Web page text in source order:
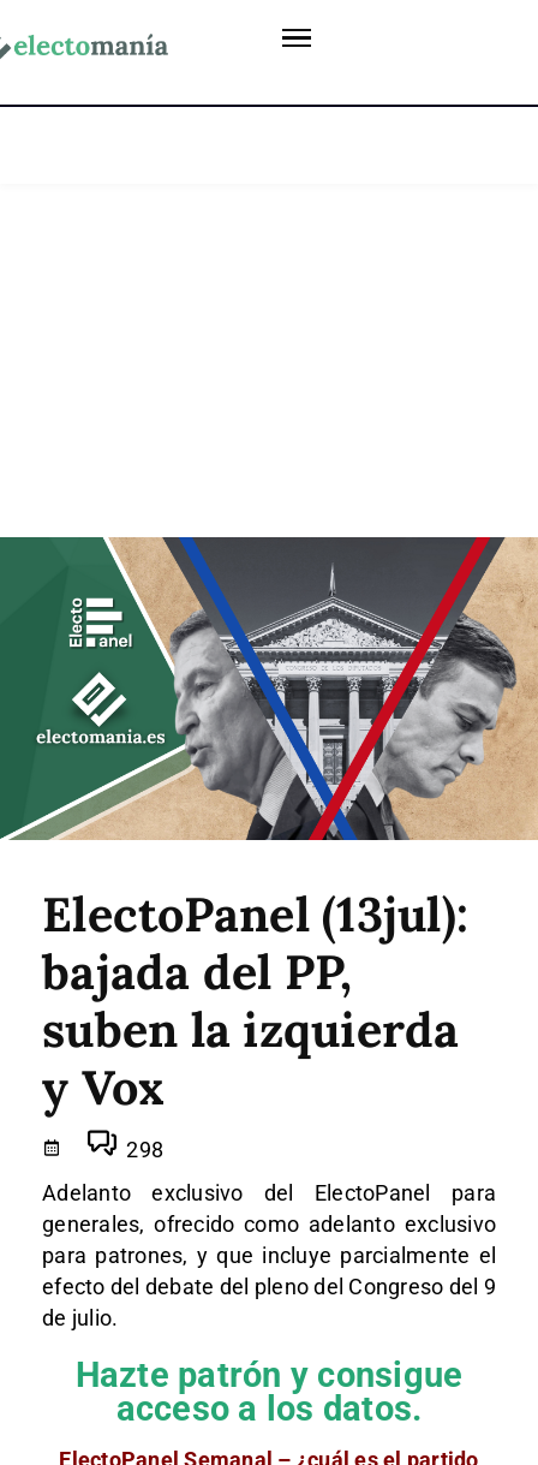
ElectoPanel (13jul):
bajada del PP,
suben la izquierda
y Vox
298
Adelanto exclusivo del ElectoPanel para
generales, ofrecido como adelanto exclusivo
para patrones, y que incluye parcialmente el
efecto del debate del pleno del Congreso del 9
de julio.
Hazte patrón y consigue
acceso a los datos.
ElectoPanel Semanal – ¿cuál es el partido